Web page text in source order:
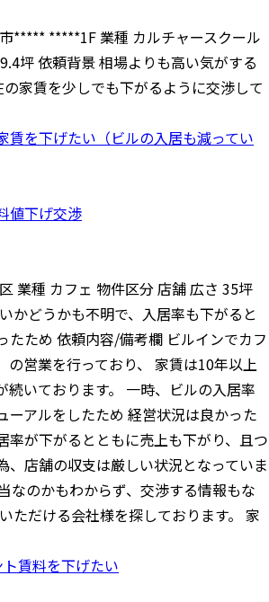
***** *****1F 業種 カルチャースクール
坪 依頼背景 相場よりも高い気がする
家賃を少しでも下がるように交渉して
賃を下げたい（ビルの入居も減ってい
値下げ交渉
業種 カフェ 物件区分 店舗 広さ 35坪
かどうかも不明で、入居率も下がると
たため 依頼内容/備考欄 ビルインでカフ
の営業を行っており、 家賃は10年以上
続いております。 一時、ビルの入居率
ーアルをしたため 経営状況は良かった
率が下がるとともに売上も下がり、且つ
、店舗の収支は厳しい状況となっていま
なのかもわからず、交渉する情報もな
ただける会社様を探しております。 家
賃料を下げたい